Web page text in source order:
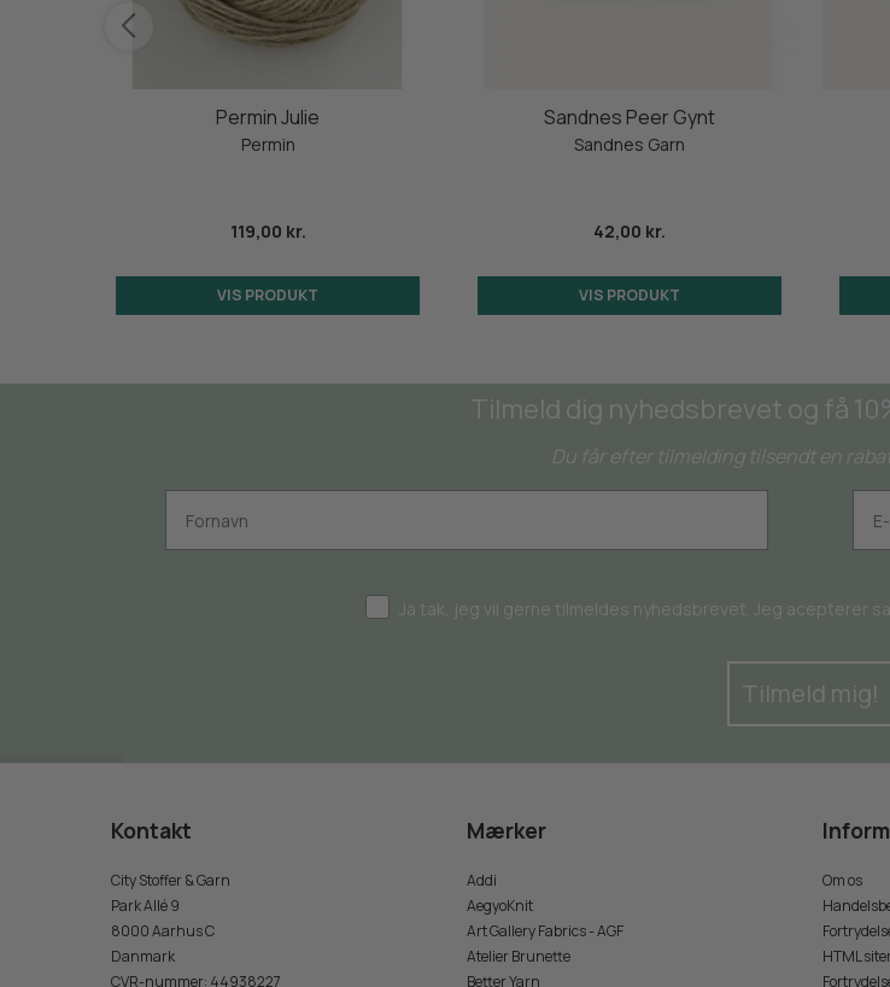
Permin Julie
Permin
119,00 kr.
VIS PRODUKT
Sandnes Peer Gynt
Sandnes Garn
42,00 kr.
VIS PRODUKT
Tilmeld dig nyhedsbrevet og få
Du får efter tilmelding tilsendt en
Ja tak, jeg vil gerne tilmeldes nyhedsbrevet. Jeg acepterer
Tilmeld mig!
Kontakt
City Stoffer & Garn
Park Allé 9
8000 Aarhus C
Danmark
CVR-nummer: 44938227
Mærker
Addi
AegyoKnit
Art Gallery Fabrics - AGF
Atelier Brunette
Better Yarn
Om os
HTML